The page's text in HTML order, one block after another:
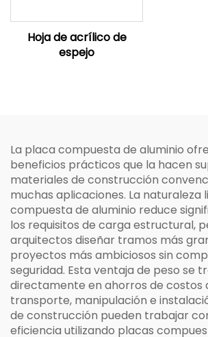
Hoja de acrílico de
espejo
La placa compuesta de aluminio
beneficios prácticos que la hacen
materiales de construcción
muchas aplicaciones. La naturaleza
compuesta de aluminio reduce
los requisitos de carga estructural,
arquitectos diseñar tramos más
proyectos más ambiciosos sin
seguridad. Esta ventaja de peso se
directamente en ahorros de costos
transporte, manipulación e
de construcción pueden trabajar
eficiencia utilizando placas